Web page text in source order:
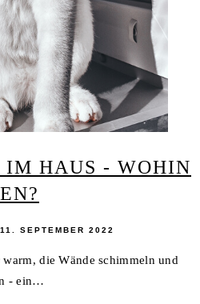
IM HAUS - WOHIN
11. SEPTEMBER 2022
die Wände schimmeln und
- ein…